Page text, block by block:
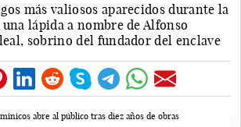
más valiosos aparecidos durante la
lápida a nombre de Alfonso
sobrino del fundador del enclave